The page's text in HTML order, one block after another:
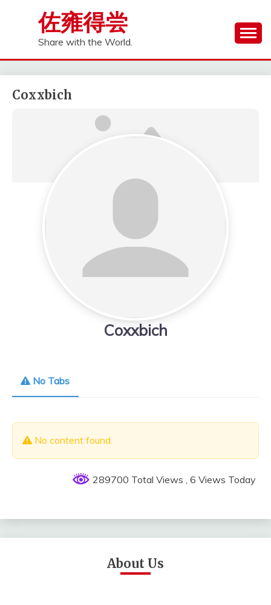
佐雍得尝
Share with the World.
Coxxbich
Coxxbich
No Tabs
No content found.
289700 Total Views , 6 Views Today
About Us